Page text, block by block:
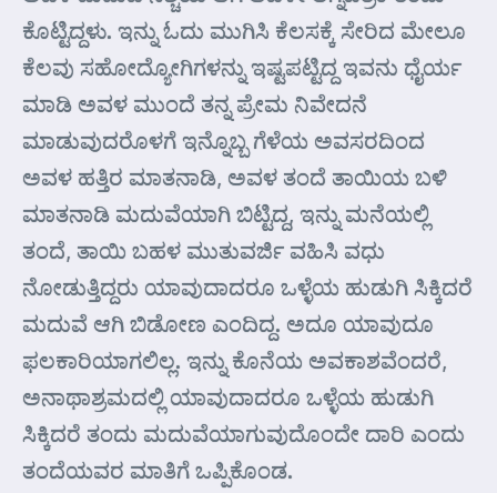
ಕೊಟ್ಟಿದ್ದಳು. ಇನ್ನು ಓದು ಮುಗಿಸಿ ಕೆಲಸಕ್ಕೆ ಸೇರಿದ ಮೇಲೂ
ಕೆಲವು ಸಹೋದ್ಯೋಗಿಗಳನ್ನು ಇಷ್ಟಪಟ್ಟಿದ್ದ ಇವನು ಧೈರ್ಯ
ಮಾಡಿ ಅವಳ ಮುಂದೆ ತನ್ನ ಪ್ರೇಮ ನಿವೇದನೆ
ಮಾಡುವುದರೊಳಗೆ ಇನ್ನೊಬ್ಬ ಗೆಳೆಯ ಅವಸರದಿಂದ
ಅವಳ ಹತ್ತಿರ ಮಾತನಾಡಿ, ಅವಳ ತಂದೆ ತಾಯಿಯ ಬಳಿ
ಮಾತನಾಡಿ ಮದುವೆಯಾಗಿ ಬಿಟ್ಟಿದ್ದ, ಇನ್ನು ಮನೆಯಲ್ಲಿ
ತಂದೆ, ತಾಯಿ ಬಹಳ ಮುತುವರ್ಜಿ ವಹಿಸಿ ವಧು
ನೋಡುತ್ತಿದ್ದರು ಯಾವುದಾದರೂ ಒಳ್ಳೆಯ ಹುಡುಗಿ ಸಿಕ್ಕಿದರೆ
ಮದುವೆ ಆಗಿ ಬಿಡೋಣ ಎಂದಿದ್ದ. ಅದೂ ಯಾವುದೂ
ಫಲಕಾರಿಯಾಗಲಿಲ್ಲ. ಇನ್ನು ಕೊನೆಯ ಅವಕಾಶವೆಂದರೆ,
ಅನಾಥಾಶ್ರಮದಲ್ಲಿ ಯಾವುದಾದರೂ ಒಳ್ಳೆಯ ಹುಡುಗಿ
ಸಿಕ್ಕಿದರೆ ತಂದು ಮದುವೆಯಾಗುವುದೊಂದೇ ದಾರಿ ಎಂದು
ತಂದೆಯವರ ಮಾತಿಗೆ ಒಪ್ಪಿಕೊಂಡ.